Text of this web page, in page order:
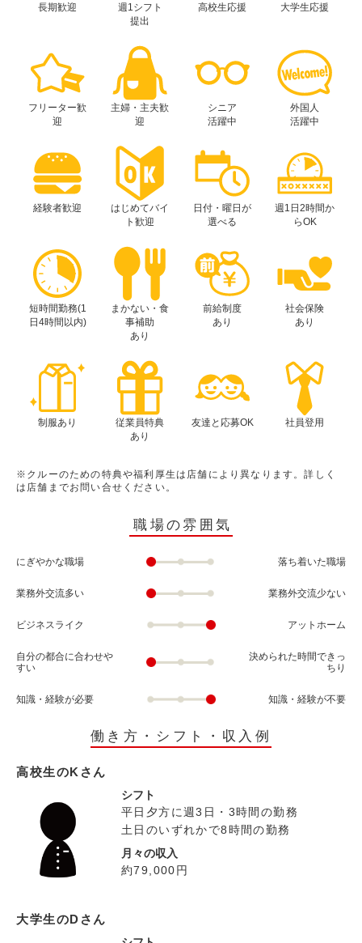
長期歓迎
週1シフト
提出
高校生応援 大学生応援
フリーター歓
迎
主婦・主夫歓
迎
シニア
活躍中
外国人
活躍中
経験者歓迎
はじめてバイ
ト歓迎
日付・曜日が
選べる
週1日2時間か
らOK
短時間勤務(1
日4時間以内)
まかない・食
事補助
あり
前給制度
あり
社会保険
あり
制服あり
従業員特典
あり
友達と応募OK 社員登用
※クルーのための特典や福利厚生は店舗により異なります。詳しく
は店舗までお問い合せください。
職場の雰囲気
にぎやかな職場 落ち着いた職場
業務外交流多い 業務外交流少ない
ビジネスライク アットホーム
自分の都合に合わせや
すい
決められた時間できっ
ちり
知識・経験が必要 知識・経験が不要
働き方・シフト・収入例
高校生のKさん
シフト
平日夕方に週3日・3時間の勤務
土日のいずれかで8時間の勤務
月々の収入
約79,000円
大学生のDさん